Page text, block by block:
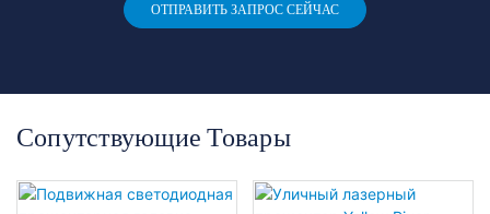
ОТПРАВИТЬ ЗАПРОС СЕЙЧАС
Сопутствующие Товары